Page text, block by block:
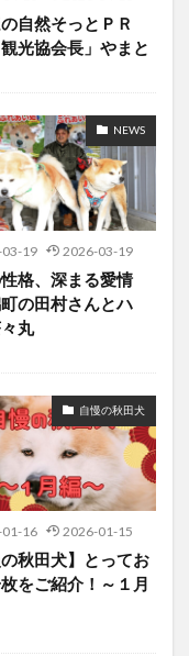
自然そっとＰＲ
観光協会長」やまと
NEWS
19 2026-03-19
格、深まる愛情
の田村さんとハ
丸
自慢の秋田犬
16 2026-01-15
の秋田犬】とってお
をご紹介！～１月